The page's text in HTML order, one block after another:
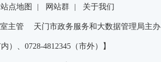
站点地图 | 网站群 | 关于我们
主管 天门市政务服务和大数据管理局主办
）、0728-4812345（市外）】